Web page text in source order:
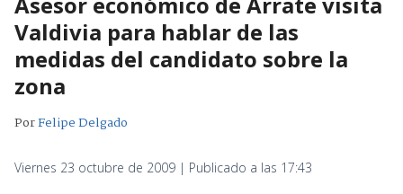
Valdivia para hablar de las
medidas del candidato sobre la
zona
PorFelipe Delgado
Viernes 23 octubre de 2009 | Publicado a las 17:43